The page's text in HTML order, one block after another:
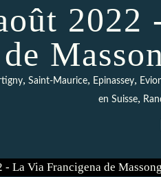
2022
de
, Saint-Maurice, Epinassey,
en Suisse,